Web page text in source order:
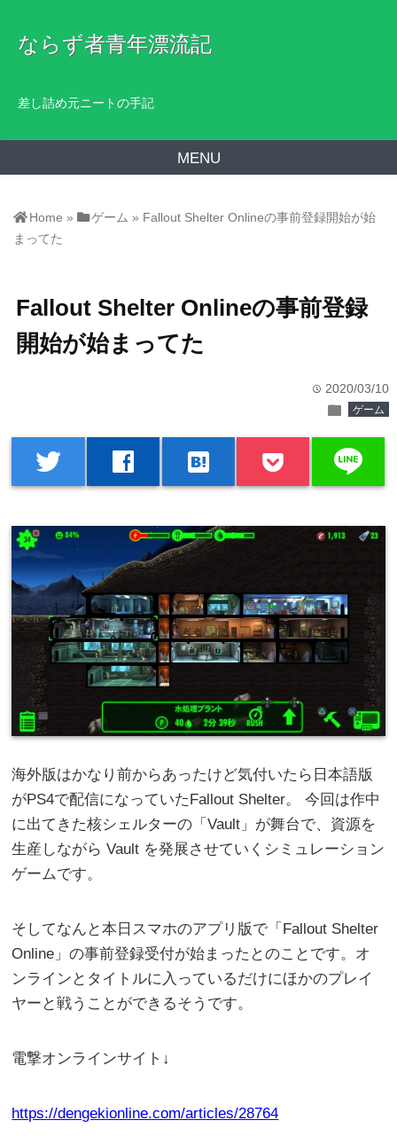
ならず者青年漂流記
差し詰め元ニートの手記
MENU
Home » ゲーム » Fallout Shelter Onlineの事前登録開始が始
まってた
Fallout Shelter Onlineの事前登録
開始が始まってた
time 2020/03/10
folder ゲーム
twitter facebook hatenabookmark line
海外版はかなり前からあったけど気付いたら日本語版
がPS4で配信になっていたFallout Shelter。 今回は作中
に出てきた核シェルターの「Vault」が舞台で、資源を
生産しながら Vault を発展させていくシミュレーション
ゲームです。
そしてなんと本日スマホのアプリ版で「Fallout Shelter
Online」の事前登録受付が始まったとのことです。オ
ンラインとタイトルに入っているだけにほかのプレイ
ヤーと戦うことができるそうです。
電撃オンラインサイト↓
https://dengekionline.com/articles/28764